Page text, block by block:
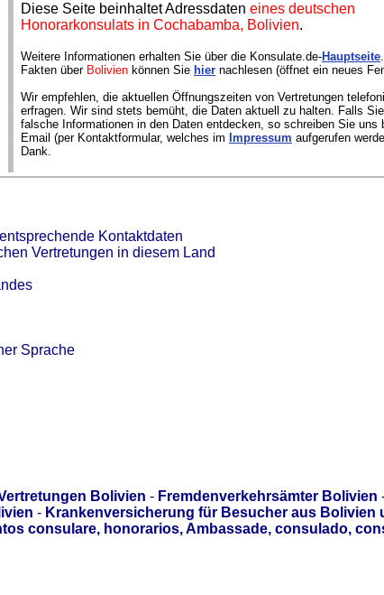
Diese Seite beinhaltet Adressdaten eines deutschen
Honorarkonsulats in Cochabamba, Bolivien.
Weitere Informationen erhalten Sie über die Konsulate.de-Hauptseite
Fakten über Bolivien können Sie hier nachlesen (öffnet ein neues
Wir empfehlen, die aktuellen Öffnungszeiten von Vertretungen
erfragen. Wir sind stets bemüht, die Daten aktuell zu halten. Falls
falsche Informationen in den Daten entdecken, so schreiben Sie uns
Email (per Kontaktformular, welches im Impressum aufgerufen
Dank.
Kontaktdaten
Vertretungen in diesem Land
Sprache
Bolivien - Fremdenverkehrsämter Bolivien
- Krankenversicherung für Besucher aus Bolivien
consulare, honorarios, Ambassade, consulado,